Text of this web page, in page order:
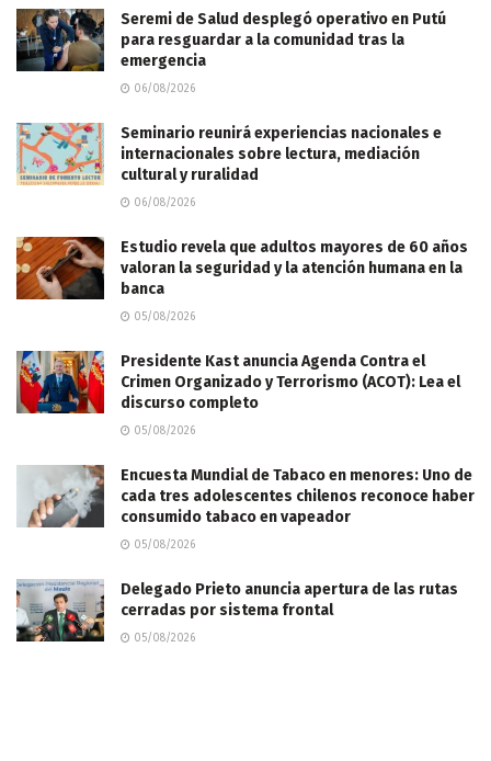
Seremi de Salud desplegó operativo en Putú
para resguardar a la comunidad tras la
emergencia
06/08/2026
Seminario reunirá experiencias nacionales e
internacionales sobre lectura, mediación
cultural y ruralidad
06/08/2026
Estudio revela que adultos mayores de 60 años
valoran la seguridad y la atención humana en la
banca
05/08/2026
Presidente Kast anuncia Agenda Contra el
Crimen Organizado y Terrorismo (ACOT): Lea el
discurso completo
05/08/2026
Encuesta Mundial de Tabaco en menores: Uno de
cada tres adolescentes chilenos reconoce haber
consumido tabaco en vapeador
05/08/2026
Delegado Prieto anuncia apertura de las rutas
cerradas por sistema frontal
05/08/2026